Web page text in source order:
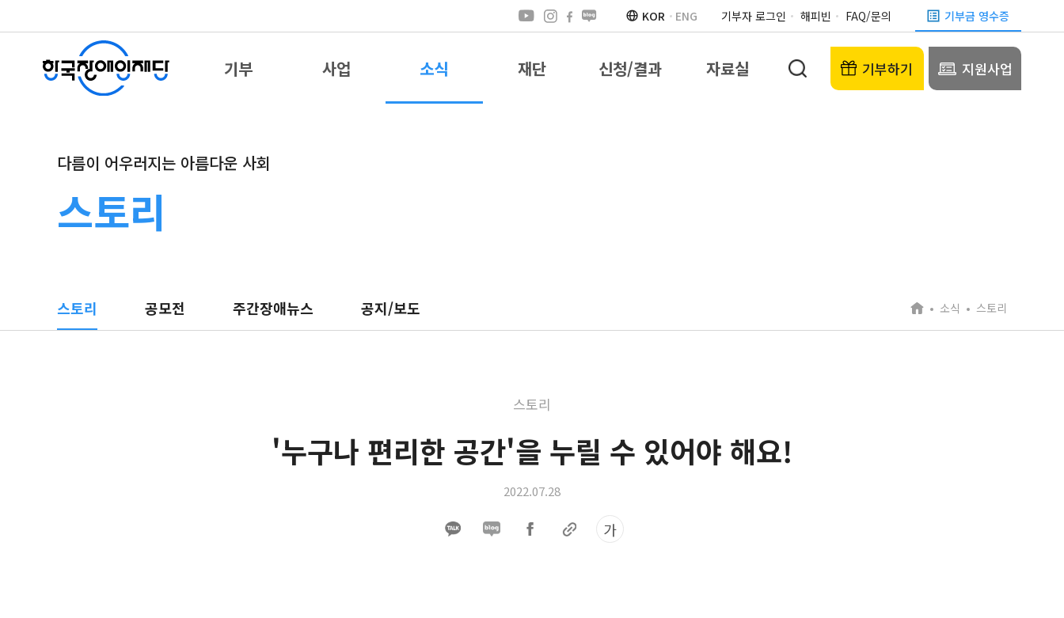
KOR ENG 기부자 로그인 해피빈 FAQ/문의 기부금 영수증
기부 사업 소식 재단 신청/결과 자료실 기부하기 지원사업
다름이 어우러지는 아름다운 사회
스토리
스토리 공모전 주간장애뉴스 공지/보도 소식 스토리
스토리
'누구나 편리한 공간'을 누릴 수 있어야 해요!
2022.07.28
가